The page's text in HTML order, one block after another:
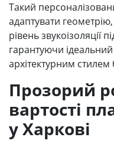
Такий
адаптувати
рівень звукоізоляції
гарантуючи ідеальний
архітектурним стилем
Прозорий
вартості
у Харкові